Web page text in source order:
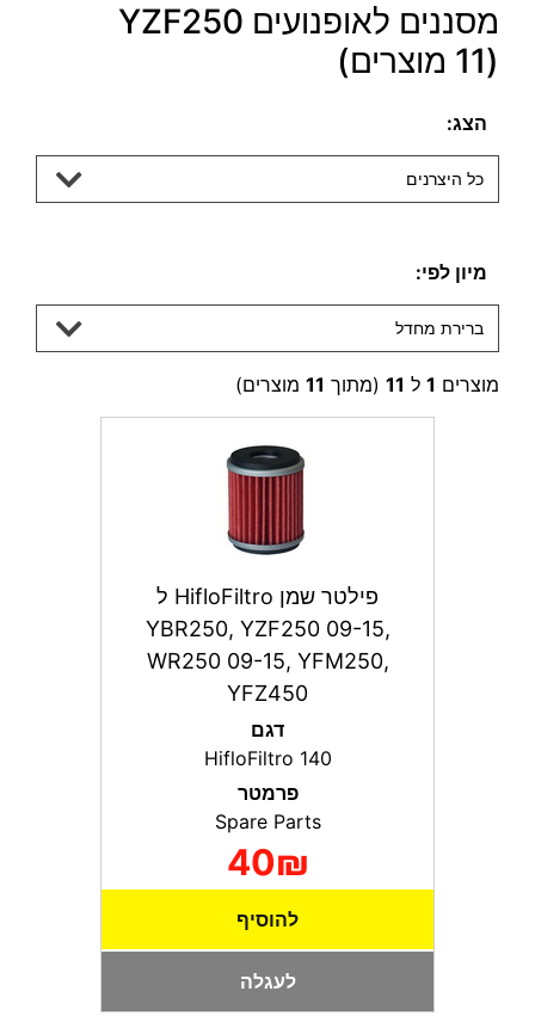
מסננים לאופנועים YZF250
(11 מוצרים)
הצג:
כל היצרנים
מיון לפי:
ברירת מחדל
מוצרים 1 ל 11 (מתוך 11 מוצרים)
פילטר שמן HifloFiltro ל
YBR250, YZF250 09-15,
WR250 09-15, YFM250,
YFZ450
דגם
HifloFiltro 140
פרמטר
Spare Parts
40₪
להוסיף
לעגלה